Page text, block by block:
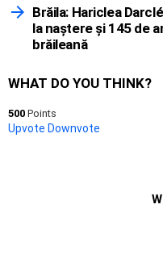
Brăila: Hariclea
la naștere și 145 de
brăileană
WHAT DO YOU THINK?
500 Points
Upvote Downvote